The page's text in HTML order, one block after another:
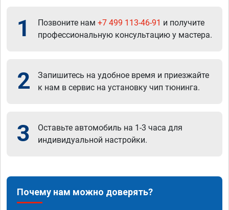
1 Позвоните нам +7 499 113-46-91 и получите
профессиональную консультацию у мастера.
2
Запишитесь на удобное время и приезжайте
к нам в сервис на установку чип тюнинга.
3
Оставьте автомобиль на 1-3 часа для
индивидуальной настройки.
Почему нам можно доверять?